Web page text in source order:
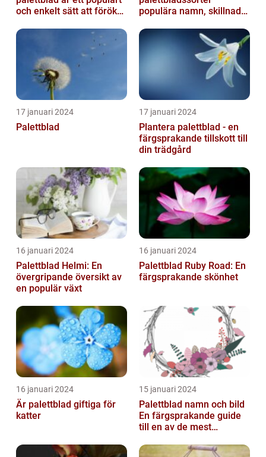
och enkelt sätt att föröka
populära namn, skillnader
17 januari 2024
Palettblad
17 januari 2024
Plantera palettblad - en
färgsprakande tillskott till
din trädgård
16 januari 2024
Palettblad Helmi: En
övergripande översikt av
en populär växt
16 januari 2024
Palettblad Ruby Road: En
färgsprakande skönhet
16 januari 2024
Är palettblad giftiga för
katter
15 januari 2024
Palettblad namn och bild
En färgsprakande guide
till en av de mest
inomhusväxterna